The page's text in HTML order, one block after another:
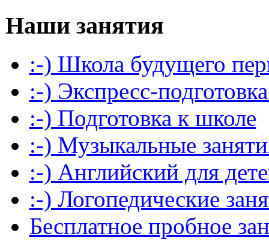
Наши занятия
:-) Школа будущего
:-) Экспресс-
:-) Подготовка к школе
:-) Музыкальные
:-) Английский для
:-) Логопедические
Бесплатное пробное